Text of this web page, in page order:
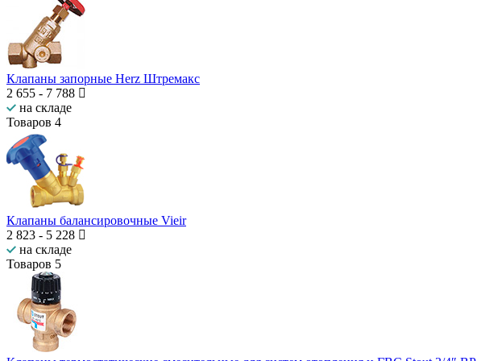
Клапаны запорные Herz Штремакс
2 655 - 7 788
на складе
Товаров 4
Клапаны балансировочные Vieir
2 823 - 5 228
на складе
Товаров 5